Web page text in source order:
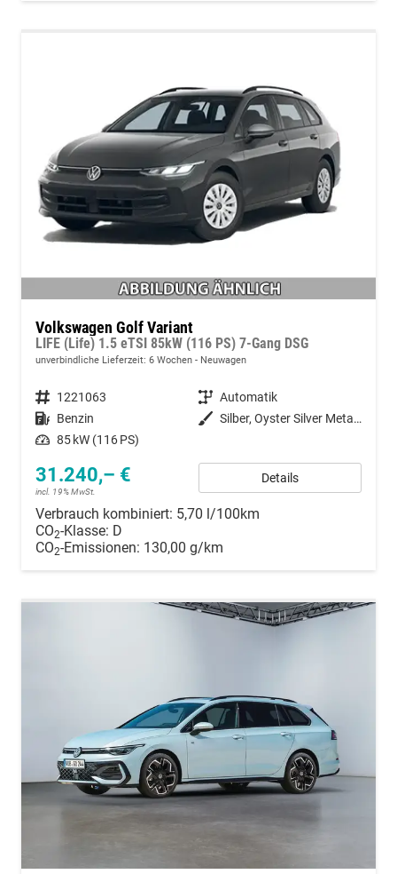
Volkswagen Golf Variant
LIFE (Life) 1.5 eTSI 85kW (116 PS) 7-Gang DSG
unverbindliche Lieferzeit: 6 Wochen Neuwagen
Fahrzeugnummer 1221063 Getriebe Automatik
Kraftstoff Benzin Außenfarbe
Silber, Oyster Silver Metallic (F0)
Leistung 85 kW (116 PS)
31.240,– €
incl. 19% MwSt.
Details
Verbrauch kombiniert: 5,70 l/100km
CO2-Klasse: D
CO2-Emissionen: 130,00 g/km